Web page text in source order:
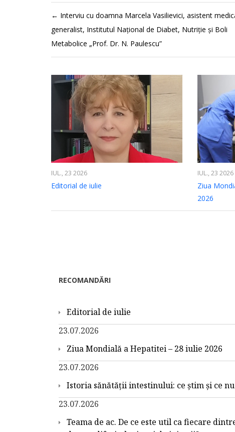
← Interviu cu doamna Marcela Vasilievici, asistent
generalist, Institutul Național de Diabet, Nutriţie şi Boli
Metabolice „Prof. Dr. N. Paulescu”
IUL., 23 2026
Editorial de iulie
IUL., 23 2026
Ziua
2026
RECOMANDĂRI
Editorial de iulie
23.07.2026
Ziua Mondială a Hepatitei – 28 iulie 2026
23.07.2026
Istoria sănătății intestinului: ce știm și ce
23.07.2026
Teama de ac. De ce este util ca fiecare